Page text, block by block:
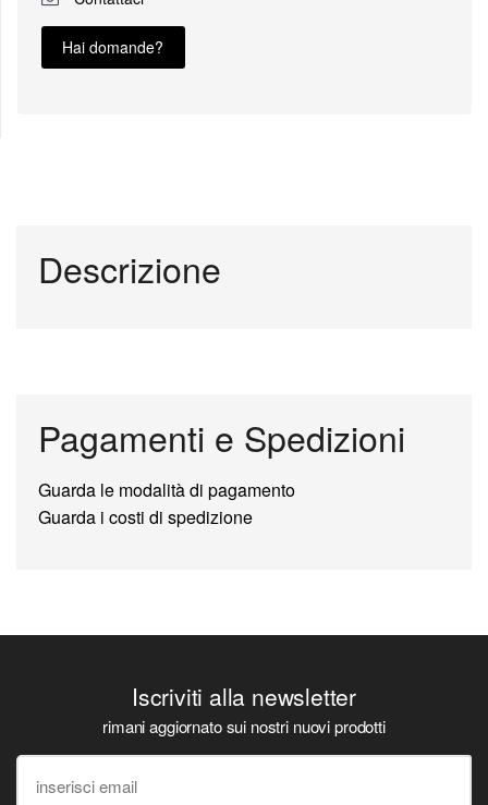
Hai domande?
Descrizione
Pagamenti e Spedizioni
Guarda le modalità di pagamento
Guarda i costi di spedizione
Iscriviti alla newsletter
rimani aggiornato sui nostri nuovi prodotti